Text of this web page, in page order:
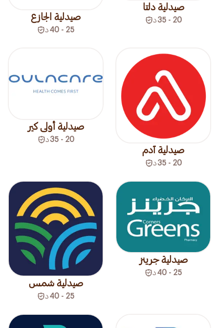
صيدلية دلتا
20 - 35 د صيدلية الجازع
25 - 40 د
صيدلية آدم
20 - 35 د
صيدلية أولى كير
20 - 35 د
صيدلية جرينز
25 - 40 د
صيدلية شمس
25 - 40 د